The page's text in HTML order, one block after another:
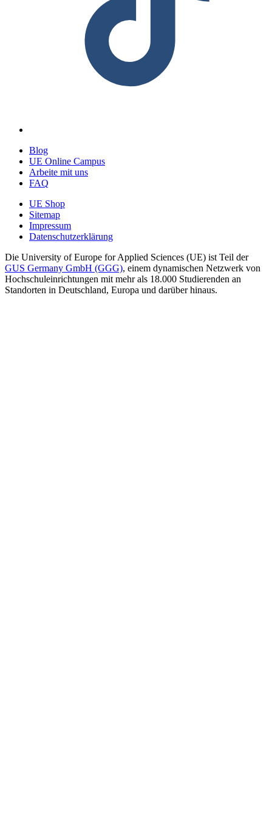
Blog
UE Online Campus
Arbeite mit uns
FAQ
UE Shop
Sitemap
Impressum
Datenschutzerklärung
Die University of Europe for Applied Sciences (UE) ist Teil der
GUS Germany GmbH (GGG), einem dynamischen Netzwerk von
Hochschuleinrichtungen mit mehr als 18.000 Studierenden an
Standorten in Deutschland, Europa und darüber hinaus.